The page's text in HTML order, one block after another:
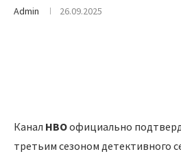
Admin 26.09.2025
Канал HBOофициально
третьим сезоном детективного